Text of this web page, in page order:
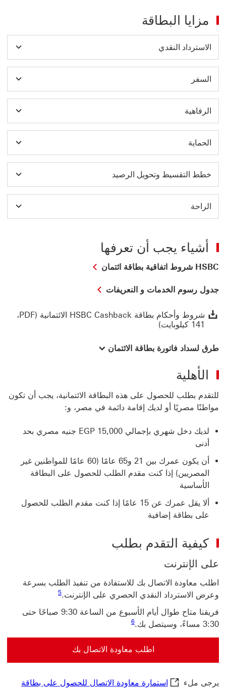
مزايا البطاقة
الاسترداد النقدي
السفر
الرفاهية
الحماية
خطط التقسيط وتحويل الرصيد
الراحة
أشياء يجب أن تعرفها
HSBC شروط اتفاقية بطاقة ائتمان
جدول رسوم الخدمات و النعريفات
شروط وأحكام بطاقة HSBC Cashback الائتمانية (PDF،‏
141 كيلوبايت)
طرق لسداد فاتورة بطاقة الائتمان
الأهلية
للتقدم بطلب للحصول على هذه البطاقة الائتمانية، يجب أن تكون
مواطنًا مصريًا أو لديك إقامة دائمة في مصر، و:
لديك دخل شهري بإجمالي EGP 15,000 جنيه مصري بحد
أدنى
أن يكون عمرك بين 21 و65 عامًا (60 عامًا للمواطنين غير
المصريين) إذا كنت مقدم الطلب للحصول على البطاقة
الأساسية
ألا يقل عمرك عن 15 عامًا إذا كنت مقدم الطلب للحصول
على بطاقة إضافية
كيفية التقدم بطلب
على الإنترنت
اطلب معاودة الاتصال بك للاستفادة من تنفيذ الطلب بسرعة
وعرض الاسترداد النقدي الحصري على الإنترنت.5
فريقنا متاح طوال أيام الأسبوع من الساعة 9:30 صباحًا حتى
3:30 مساءً، وسيتصل بك.
6
اطلب معاودة الاتصال بك
اطلب معاودة الاتصال بك للعملاء الجدد سيتم فتح هذا الرابط
يرجى ملء
‎‏استمارة معاودة الاتصال للحصول على بطاقة